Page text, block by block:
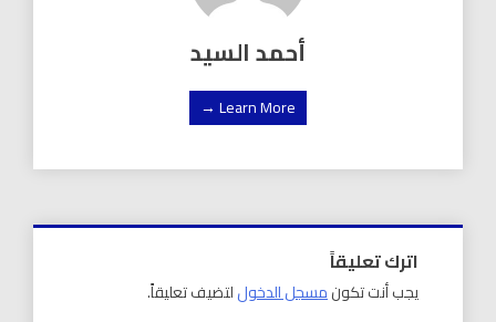
أحمد السيد
Learn More →
اترك تعليقاً
يجب أنت تكونمسجل الدخوللتضيف تعليقاً.